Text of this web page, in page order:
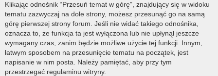
Klikając odnośnik “Przesuń temat w górę”, znajdujący się w widoku
tematu zazwyczaj na dole strony, możesz przesunąć go na samą
górę pierwszej strony forum. Jeśli nie widać takiego odnośnika,
oznacza to, że funkcja ta jest wyłączona lub nie upłynął jeszcze
wymagany czas, zanim będzie możliwe użycie tej funkcji. Innym,
łatwym sposobem na przesunięcie tematu na początek, jest
napisanie w nim posta. Należy pamiętać, aby przy tym
przestrzegać regulaminu witryny.